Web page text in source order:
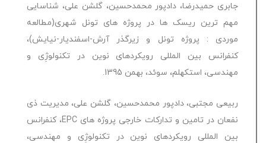
جابری حمیدرضا، دادپور محمدحسین، گلشن علی، شناسایی
مهم ترین ریسک ها در پروژه های تونل شهری(مطالعه
موردی : پروژه تونل و زیرگذر آرش-اسفندیار-نیایش)،
کنفرانس بین المللی رویکردهای نوین در تکنولوژِی و
مهندسی، استکهلم، سوئد، بهمن 1395.
ربیعی مجتبی، دادپور محمدحسین، گلشن علی، مدیریت ذی
نفعان در تامین و تدارکات خارجی پروژه های EPC، کنفرانس
بین المللی رویکردهای نوین در تکنولوژِی و مهندسی،